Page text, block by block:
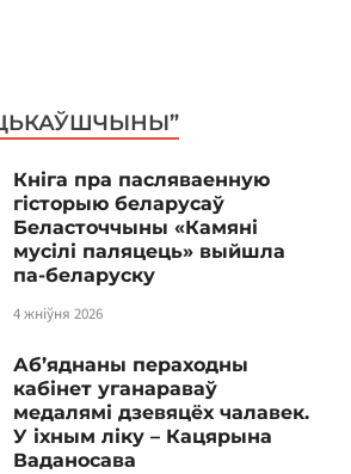
Кніга пра пасляваенную
гісторыю беларусаў
Беласточчыны «Камяні
мусілі паляцець» выйшла
па-беларуску
4 жніўня 2026
Аб’яднаны пераходны
кабінет уганараваў
медалямі дзевяцёх чалавек.
У іхным ліку – Кацярына
Ваданосава